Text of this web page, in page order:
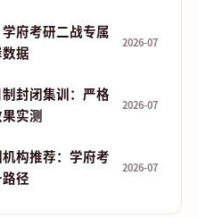
府考研二战专属
据
2026-07
封闭集训：严格
实测
2026-07
构推荐：学府考
径
2026-07